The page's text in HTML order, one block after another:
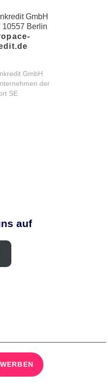
GmbH
10557 Berlin
GmbH
der
SE
auf